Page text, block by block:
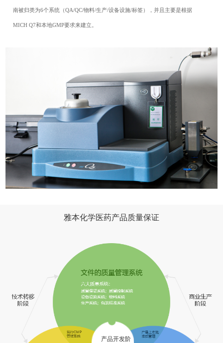
南被归类为6个系统（QA/QC/物料/生产/设备设施/标签），并且主要是根据
MICH Q7和本地GMP要求来建立。
雅本化学医药产品质量保证
产品开发阶